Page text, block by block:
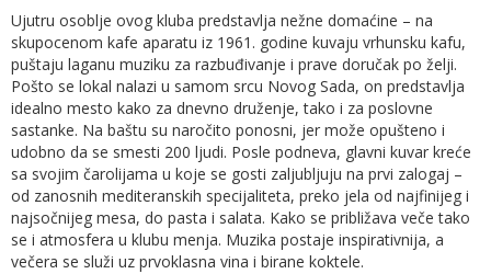
Ujutru osoblje ovog kluba predstavlja nežne domaćine – na
skupocenom kafe aparatu iz 1961. godine kuvaju vrhunsku kafu,
puštaju laganu muziku za razbuđivanje i prave doručak po želji.
Pošto se lokal nalazi u samom srcu Novog Sada, on predstavlja
idealno mesto kako za dnevno druženje, tako i za poslovne
sastanke. Na baštu su naročito ponosni, jer može opušteno i
udobno da se smesti 200 ljudi. Posle podneva, glavni kuvar kreće
sa svojim čarolijama u koje se gosti zaljubljuju na prvi zalogaj –
od zanosnih mediteranskih specijaliteta, preko jela od najfinijeg i
najsočnijeg mesa, do pasta i salata. Kako se približava veče tako
se i atmosfera u klubu menja. Muzika postaje inspirativnija, a
večera se služi uz prvoklasna vina i birane koktele.